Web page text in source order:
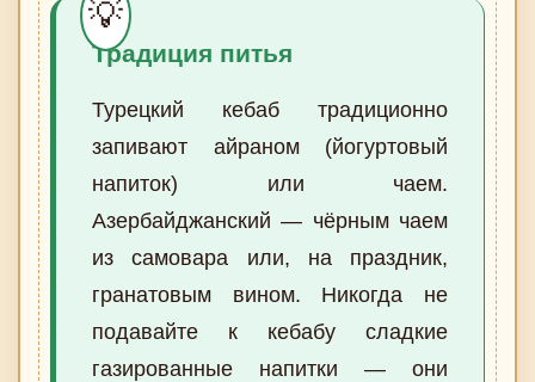
Традиция питья
Турецкий кебаб традиционно
запивают айраном (йогуртовый
напиток) или чаем.
Азербайджанский — чёрным чаем
из самовара или, на праздник,
гранатовым вином. Никогда не
подавайте к кебабу сладкие
газированные напитки — они